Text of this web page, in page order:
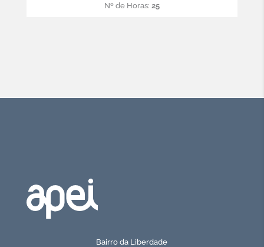
Nº de Horas: 25
Bairro da Liberdade